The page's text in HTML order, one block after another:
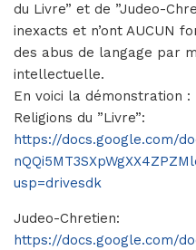
du Livre” et de ”Judeo-
inexacts et n’ont AUCUN
des abus de langage par
intellectuelle.
En voici la démonstration :
Religions du ”Livre”:
https://docs.google.com/
usp=drivesdk
Judeo-Chretien:
https://docs.google.com/